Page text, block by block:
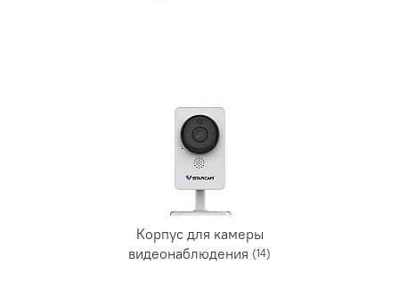
Корпус для камеры
видеонаблюдения (14)